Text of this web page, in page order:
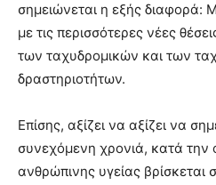
σημειώνεται η εξής διαφορά:
με τις περισσότερες νέες
των ταχυδρομικών και των
δραστηριοτήτων.
Επίσης, αξίζει να αξίζει να
συνεχόμενη χρονιά, κατά την
ανθρώπινης υγείας βρίσκεται